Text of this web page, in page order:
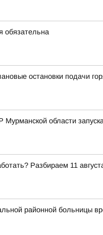
обязательна
остановки подачи
области
Разбираем 11
районной больницы